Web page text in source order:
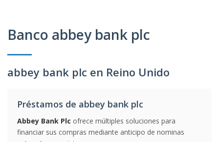
Banco abbey bank plc
abbey bank plc en Reino Unido
Préstamos de abbey bank plc
Abbey Bank Plc ofrece múltiples soluciones para
financiar sus compras mediante anticipo de nominas